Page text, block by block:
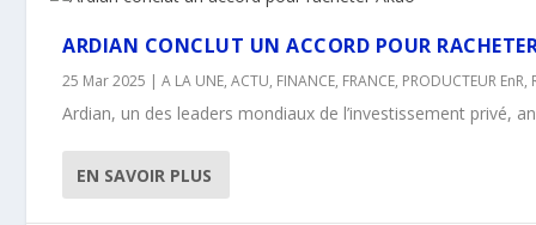
ARDIAN CONCLUT UN ACCORD POUR
25 Mar 2025 |A LA UNE,ACTU, FINANCE, FRANCE, PRODUCTEUR EnR,
Ardian, un des leaders mondiaux de l’investissement privé,
EN SAVOIR PLUS